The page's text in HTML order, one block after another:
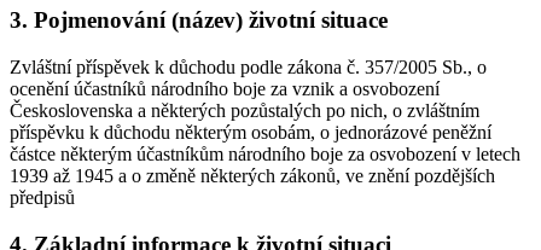
3. Pojmenování (název) životní situace
Zvláštní příspěvek k důchodu podle zákona č. 357/2005 Sb., o
ocenění účastníků národního boje za vznik a osvobození
Československa a některých pozůstalých po nich, o zvláštním
příspěvku k důchodu některým osobám, o jednorázové peněžní
částce některým účastníkům národního boje za osvobození v letech
1939 až 1945 a o změně některých zákonů, ve znění pozdějších
předpisů
4. Základní informace k životní situaci